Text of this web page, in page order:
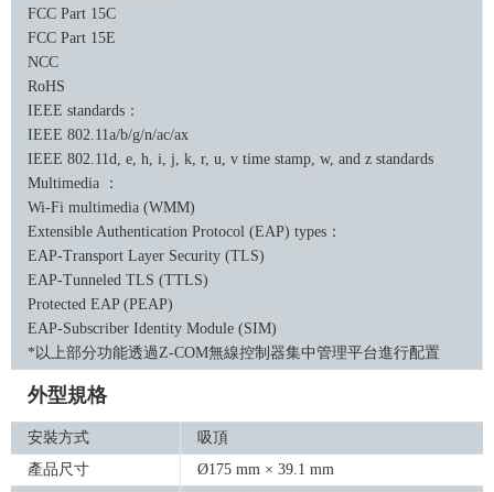
FCC Part 15C
FCC Part 15E
NCC
RoHS
IEEE standards：
IEEE 802.11a/b/g/n/ac/ax
IEEE 802.11d, e, h, i, j, k, r, u, v time stamp, w, and z standards
Multimedia ：
Wi-Fi multimedia (WMM)
Extensible Authentication Protocol (EAP) types：
EAP-Transport Layer Security (TLS)
EAP-Tunneled TLS (TTLS)
Protected EAP (PEAP)
EAP-Subscriber Identity Module (SIM)
*以上部分功能透過Z-COM無線控制器集中管理平台進行配置
外型規格
安裝方式
吸頂
產品尺寸
Ø175 mm × 39.1 mm